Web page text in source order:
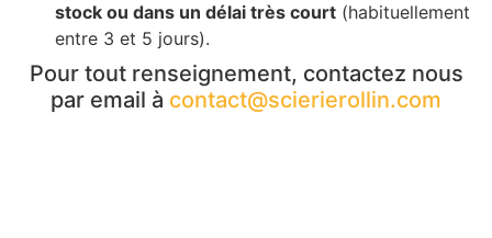
stock ou dans un délai très court (habituellement
entre 3 et 5 jours).
Pour tout renseignement, contactez nous
par email à contact@scierierollin.com